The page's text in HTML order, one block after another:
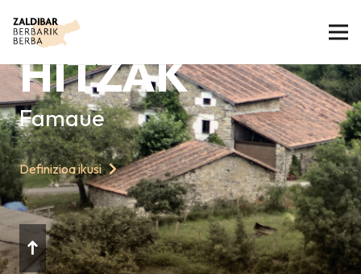
GAURKO
HITZAK
Famaue
Definizioa ikusi